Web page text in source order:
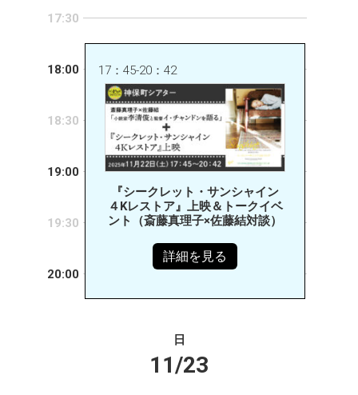
17:30
17：45-20：42
『シークレット・サンシャイン
４Kレストア』上映＆トークイベ
ント（斎藤真理子×佐藤結対談）
詳細を見る
18:00
18:30
19:00
19:30
20:00
日
11/23